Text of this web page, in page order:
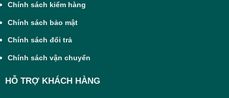
Chính sách kiểm hàng
Chính sách bảo mật
Chính sách đổi trả
Chính sách vận chuyển
HỖ TRỢ KHÁCH HÀNG